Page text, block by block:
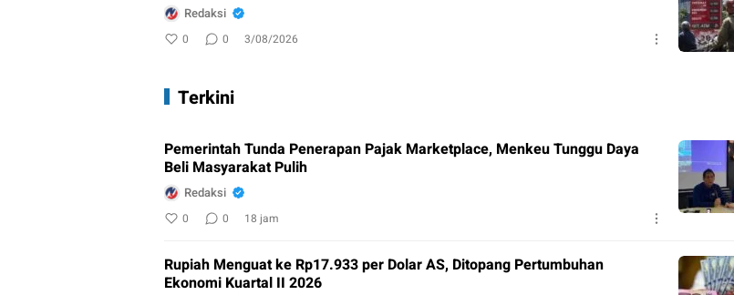
Redaksi
0 0 3/08/2026
Terkini
Pemerintah Tunda Penerapan Pajak Marketplace, Menkeu Tunggu Daya
Beli Masyarakat Pulih
Redaksi
0 0 18 jam
Rupiah Menguat ke Rp17.933 per Dolar AS, Ditopang Pertumbuhan
Ekonomi Kuartal II 2026